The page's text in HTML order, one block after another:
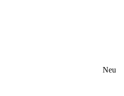
Neu